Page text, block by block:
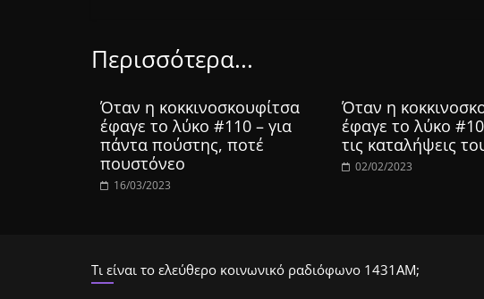
Περισσότερα...
Όταν η κοκκινοσκουφίτσα
έφαγε το λύκο #110 – για
πάντα πούστης, ποτέ
πουστόνεο
16/03/2023
Όταν η
έφαγε το λύκο
τις καταλήψεις
02/02/2023
Τι είναι το ελεύθερο κοινωνικό ραδιόφωνο 1431ΑΜ;